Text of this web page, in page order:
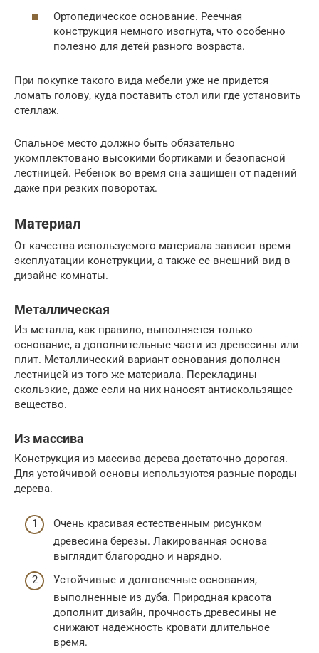
Ортопедическое основание. Реечная
конструкция немного изогнута, что особенно
полезно для детей разного возраста.
При покупке такого вида мебели уже не придется
ломать голову, куда поставить стол или где установить
стеллаж.
Спальное место должно быть обязательно
укомплектовано высокими бортиками и безопасной
лестницей. Ребенок во время сна защищен от падений
даже при резких поворотах.
Материал
От качества используемого материала зависит время
эксплуатации конструкции, а также ее внешний вид в
дизайне комнаты.
Металлическая
Из металла, как правило, выполняется только
основание, а дополнительные части из древесины или
плит. Металлический вариант основания дополнен
лестницей из того же материала. Перекладины
скользкие, даже если на них наносят антискользящее
вещество.
Из массива
Конструкция из массива дерева достаточно дорогая.
Для устойчивой основы используются разные породы
дерева.
Очень красивая естественным рисунком
древесина березы. Лакированная основа
выглядит благородно и нарядно.
Устойчивые и долговечные основания,
выполненные из дуба. Природная красота
дополнит дизайн, прочность древесины не
снижают надежность кровати длительное
время.